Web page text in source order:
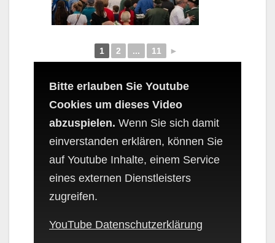
1 2 ... 11 ►
Bitte erlauben Sie Youtube
Cookies um dieses Video
abzuspielen. Wenn Sie sich damit
einverstanden erklären, können Sie
auf Youtube Inhalte, einem Service
eines externen Dienstleisters
zugreifen.
YouTube Datenschutzerklärung